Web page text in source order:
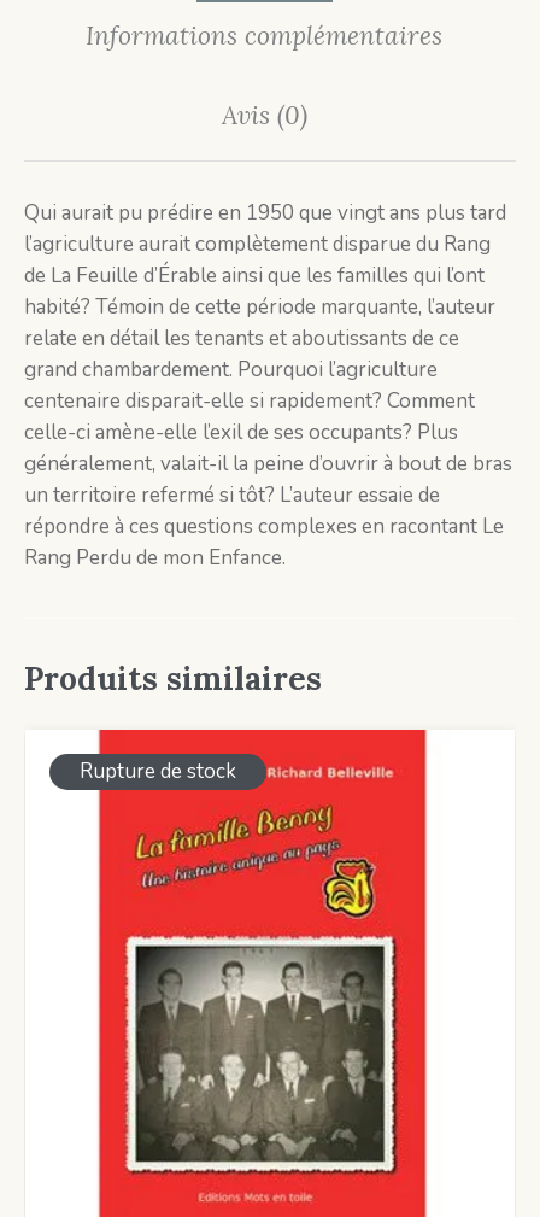
Informations complémentaires
Avis (0)
Qui aurait pu prédire en 1950 que vingt ans plus tard
l’agriculture aurait complètement disparue du Rang
de La Feuille d’Érable ainsi que les familles qui l’ont
habité? Témoin de cette période marquante, l’auteur
relate en détail les tenants et aboutissants de ce
grand chambardement. Pourquoi l’agriculture
centenaire disparait-elle si rapidement? Comment
celle-ci amène-elle l’exil de ses occupants? Plus
généralement, valait-il la peine d’ouvrir à bout de bras
un territoire refermé si tôt? L’auteur essaie de
répondre à ces questions complexes en racontant Le
Rang Perdu de mon Enfance.
Produits similaires
Rupture de stock